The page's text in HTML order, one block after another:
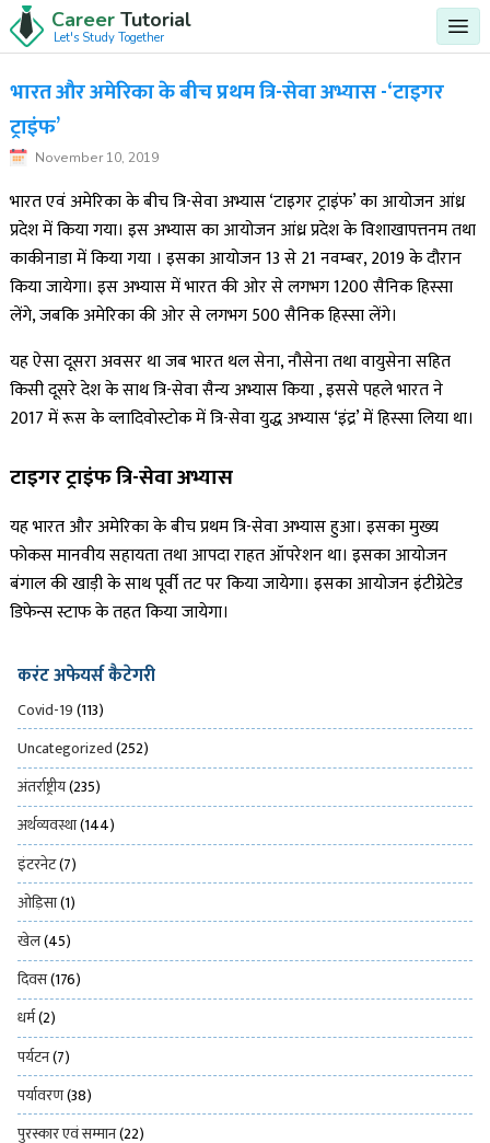
Career Tutorial
Let's Study Together
भारत और अमेरिका के बीच प्रथम त्रि-सेवा अभ्यास -‘टाइगर
ट्राइंफ’
November 10, 2019
भारत एवं अमेरिका के बीच त्रि-सेवा अभ्यास ‘टाइगर ट्राइंफ’ का आयोजन आंध्र
प्रदेश में किया गया। इस अभ्यास का आयोजन आंध्र प्रदेश के विशाखापत्तनम तथा
काकीनाडा में किया गया । इसका आयोजन 13 से 21 नवम्बर, 2019 के दौरान
किया जायेगा। इस अभ्यास में भारत की ओर से लगभग 1200 सैनिक हिस्सा
लेंगे, जबकि अमेरिका की ओर से लगभग 500 सैनिक हिस्सा लेंगे।
यह ऐसा दूसरा अवसर था जब भारत थल सेना, नौसेना तथा वायुसेना सहित
किसी दूसरे देश के साथ त्रि-सेवा सैन्य अभ्यास किया , इससे पहले भारत ने
2017 में रूस के व्लादिवोस्टोक में त्रि-सेवा युद्ध अभ्यास ‘इंद्र’ में हिस्सा लिया था।
टाइगर ट्राइंफ त्रि-सेवा अभ्यास
यह भारत और अमेरिका के बीच प्रथम त्रि-सेवा अभ्यास हुआ। इसका मुख्य
फोकस मानवीय सहायता तथा आपदा राहत ऑपरेशन था। इसका आयोजन
बंगाल की खाड़ी के साथ पूर्वी तट पर किया जायेगा। इसका आयोजन इंटीग्रेटेड
डिफेन्स स्टाफ के तहत किया जायेगा।
करंट अफेयर्स कैटेगरी
Covid-19(113)
Uncategorized(252)
अंतर्राष्ट्रीय(235)
अर्थव्यवस्था(144)
इंटरनेट(7)
ओड़िसा(1)
खेल(45)
दिवस(176)
धर्म(2)
पर्यटन(7)
पर्यावरण(38)
पुरस्कार एवं सम्मान(22)